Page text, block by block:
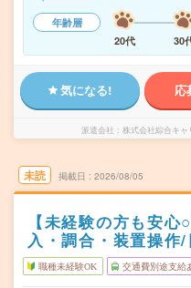
年齢層
20代
30
気になる! 応
派遣会社 株式会社綜合キ
未読 掲載日 2026/08/05
【未経験の方も安
入・調合・装置操作
職種未経験OK 交通費別途支給